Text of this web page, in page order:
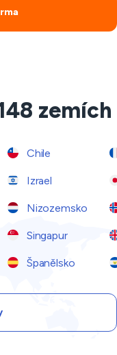
zemích
Chile
Izrael
Nizozemsko
Singapur
Španělsko